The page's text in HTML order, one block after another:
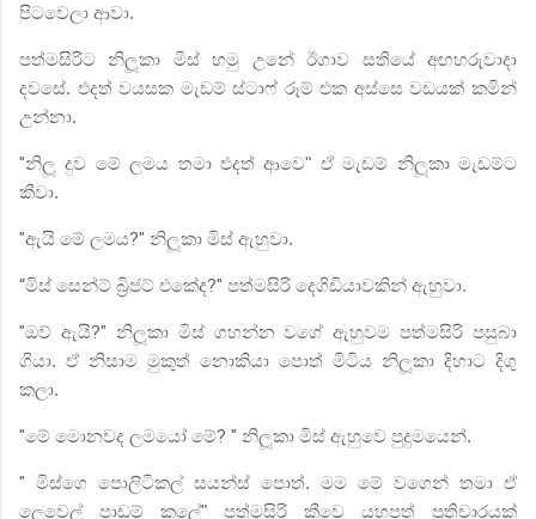
පිටවෙලා ආවා.
පත්මසිරිට නිලූකා මිස් හමු උනේ ඊගාව සතියේ අඟහරුවාදා
දවසේ. එදත් වයසක මැඩම් ස්ටාෆ් රූම් එක අස්සෙ වඩයක් කමින්
උන්නා.
"නිලූ දුව මේ ලමය තමා එදත් ආවෙ" ඒ මැඩම් නිලූකා මැඩම්ට
කීවා.
"ඇයි මේ ලමය?" නිලූකා මිස් ඇහුවා.
“මිස් සෙන්ට් බ්‍රිජට් එකේද?" පත්මසිරි දෙගිඩියාවකින් ඇහුවා.
"ඔව් ඇයි?" නිලූකා මිස් ගහන්න වගේ ඇහුවම පත්මසිරි පසුබා
ගියා. ඒ නිසාම මුකුත් නොකියා පොත් මිටිය නිලූකා දිහාට දිගු
කලා.
"මේ මොනවද ලමයෝ මේ? " නිලූකා මිස් ඇහුවෙ පුදුමයෙන්.
" මිස්ගෙ පොලිටිකල් සයන්ස් පොත්. මම මේ වගෙන් තමා ඒ
ලෙවෙල් පාඩම් කලේ" පත්මසිරි කීවෙ යහපත් ප්‍රතිචාරයක්